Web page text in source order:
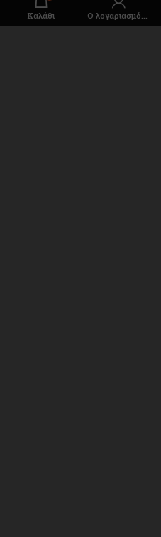
Καλάθι Ο λογαριασμός μου